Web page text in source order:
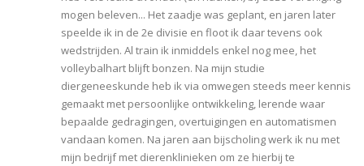
mogen beleven... Het zaadje was geplant, en jaren later
speelde ik in de 2e divisie en floot ik daar tevens ook
wedstrijden. Al train ik inmiddels enkel nog mee, het
volleybalhart blijft bonzen. Na mijn studie
diergeneeskunde heb ik via omwegen steeds meer kennis
gemaakt met persoonlijke ontwikkeling, lerende waar
bepaalde gedragingen, overtuigingen en automatismen
vandaan komen. Na jaren aan bijscholing werk ik nu met
mijn bedrijf met dierenklinieken om ze hierbij te